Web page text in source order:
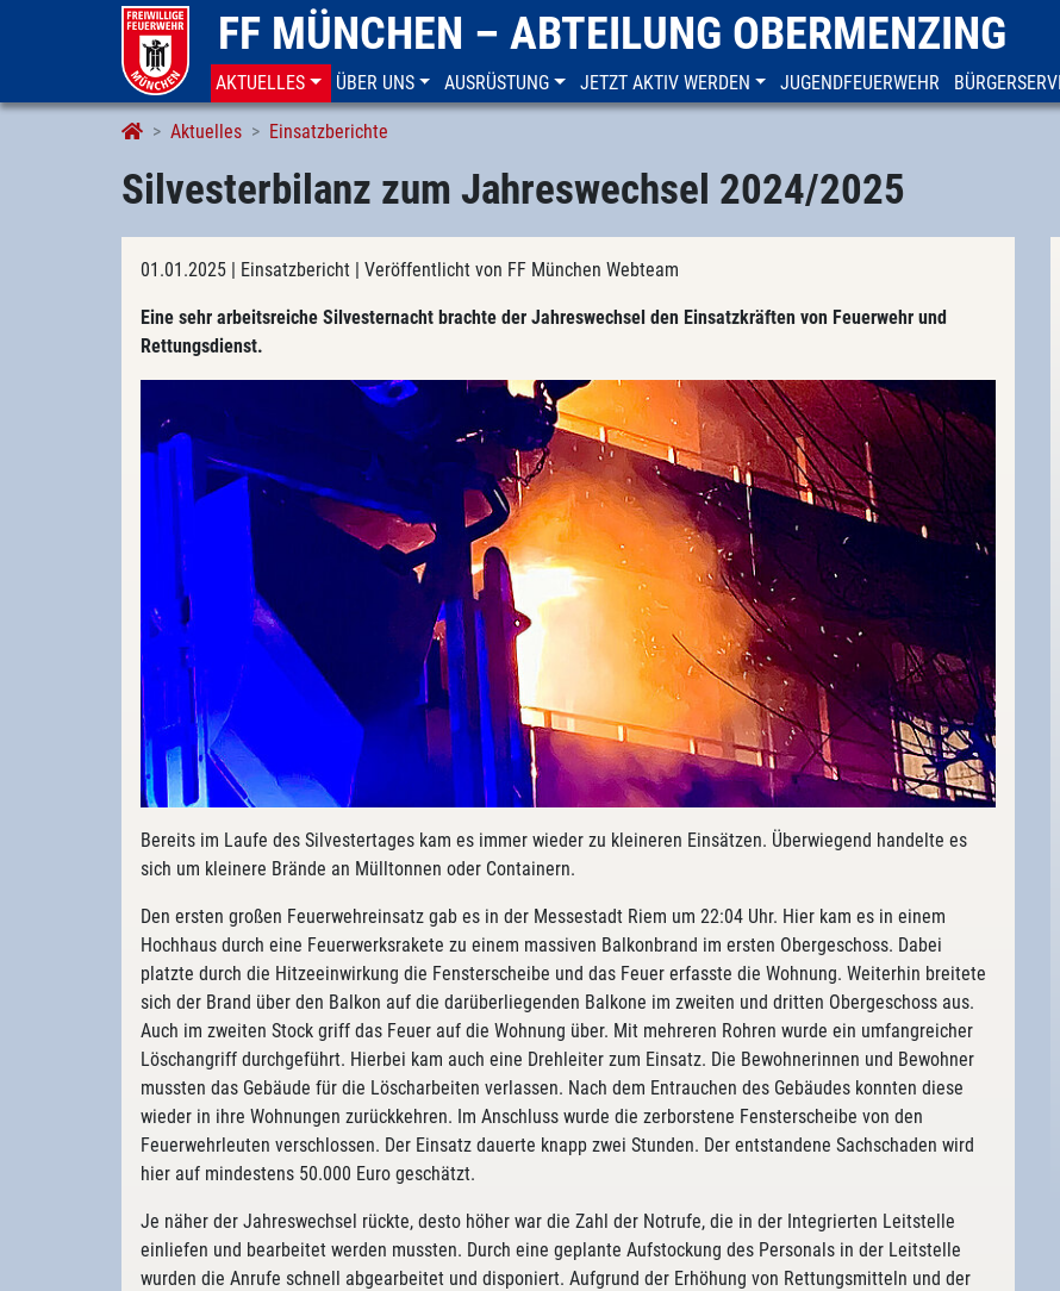
FF MÜNCHEN – ABTEILUNG OBERMENZING
AKTUELLES ÜBER UNS AUSRÜSTUNG JETZT AKTIV WERDEN JUGENDFEUERWEHR
Aktuelles Einsatzberichte
Silvesterbilanz zum Jahreswechsel 2024/2025
01.01.2025 | Einsatzbericht | Veröffentlicht von FF München Webteam
Eine sehr arbeitsreiche Silvesternacht brachte der Jahreswechsel den Einsatzkräften von Feuerwehr und
Rettungsdienst.
Bereits im Laufe des Silvestertages kam es immer wieder zu kleineren Einsätzen. Überwiegend handelte es
sich um kleinere Brände an Mülltonnen oder Containern.
Den ersten großen Feuerwehreinsatz gab es in der Messestadt Riem um 22:04 Uhr. Hier kam es in einem
Hochhaus durch eine Feuerwerksrakete zu einem massiven Balkonbrand im ersten Obergeschoss. Dabei
platzte durch die Hitzeeinwirkung die Fensterscheibe und das Feuer erfasste die Wohnung. Weiterhin breitete
sich der Brand über den Balkon auf die darüberliegenden Balkone im zweiten und dritten Obergeschoss aus.
Auch im zweiten Stock griff das Feuer auf die Wohnung über. Mit mehreren Rohren wurde ein umfangreicher
Löschangriff durchgeführt. Hierbei kam auch eine Drehleiter zum Einsatz. Die Bewohnerinnen und Bewohner
mussten das Gebäude für die Löscharbeiten verlassen. Nach dem Entrauchen des Gebäudes konnten diese
wieder in ihre Wohnungen zurückkehren. Im Anschluss wurde die zerborstene Fensterscheibe von den
Feuerwehrleuten verschlossen. Der Einsatz dauerte knapp zwei Stunden. Der entstandene Sachschaden wird
hier auf mindestens 50.000 Euro geschätzt.
Je näher der Jahreswechsel rückte, desto höher war die Zahl der Notrufe, die in der Integrierten Leitstelle
einliefen und bearbeitet werden mussten. Durch eine geplante Aufstockung des Personals in der Leitstelle
wurden die Anrufe schnell abgearbeitet und disponiert. Aufgrund der Erhöhung von Rettungsmitteln und der